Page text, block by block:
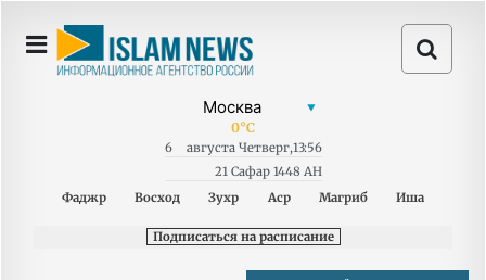
0°C
6 августа Четверг,13:56
21 Сафар 1448 AH
Фаджр
Восход Зухр Аср Магриб Иша
Подписаться на расписание